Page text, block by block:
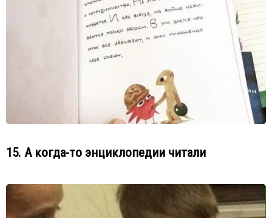
15. А когда-то энциклопедии читали